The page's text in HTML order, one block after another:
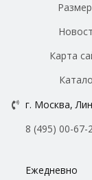
Карта
г. Москва,
8 (495) 00-67-
Ежедневно